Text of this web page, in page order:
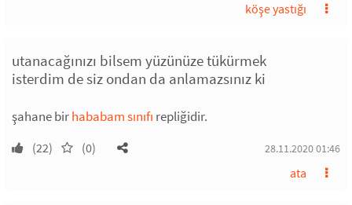
köşe yastığı
utanacağınızı bilsem yüzünüze tükürmek
isterdim de siz ondan da anlamazsınız ki
şahane birhababam sınıfı repliğidir.
(22) (0) 28.11.2020 01:46
ata